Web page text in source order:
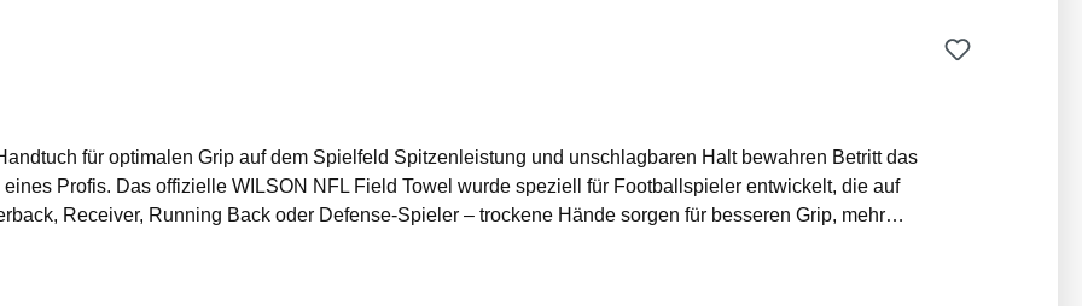
Spielfeld Spitzenleistung und unschlagbaren Halt bewahren Betritt das
Profis. Das offizielle WILSON NFL Field Towel wurde speziell für Footballspieler entwickelt, die auf
Receiver, Running Back oder Defense-Spieler – trockene Hände sorgen für besseren Grip, mehr
oder Feuchtigkeit werden schnell aufgenommen, sodass deine Hände jederzeit trocken und einsatzbereit